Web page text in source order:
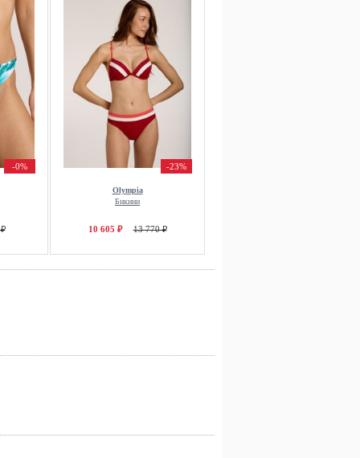
-0% -23%
Olympia
Бикини
10 605 ₽ 13 770 ₽